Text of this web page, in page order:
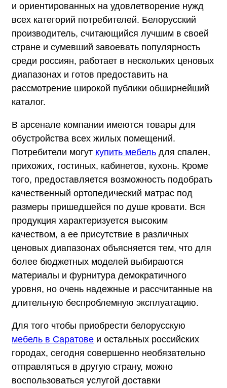
и ориентированных на удовлетворение нужд
всех категорий потребителей. Белорусский
производитель, считающийся лучшим в своей
стране и сумевший завоевать популярность
среди россиян, работает в нескольких ценовых
диапазонах и готов предоставить на
рассмотрение широкой публики обширнейший
каталог.
В арсенале компании имеются товары для
обустройства всех жилых помещений.
Потребители могут купить мебель для спален,
прихожих, гостиных, кабинетов, кухонь. Кроме
того, предоставляется возможность подобрать
качественный ортопедический матрас под
размеры пришедшейся по душе кровати. Вся
продукция характеризуется высоким
качеством, а ее присутствие в различных
ценовых диапазонах объясняется тем, что для
более бюджетных моделей выбираются
материалы и фурнитура демократичного
уровня, но очень надежные и рассчитанные на
длительную беспроблемную эксплуатацию.
Для того чтобы приобрести белорусскую
мебель в Саратове и остальных российских
городах, сегодня совершенно необязательно
отправляться в другую страну, можно
воспользоваться услугой доставки